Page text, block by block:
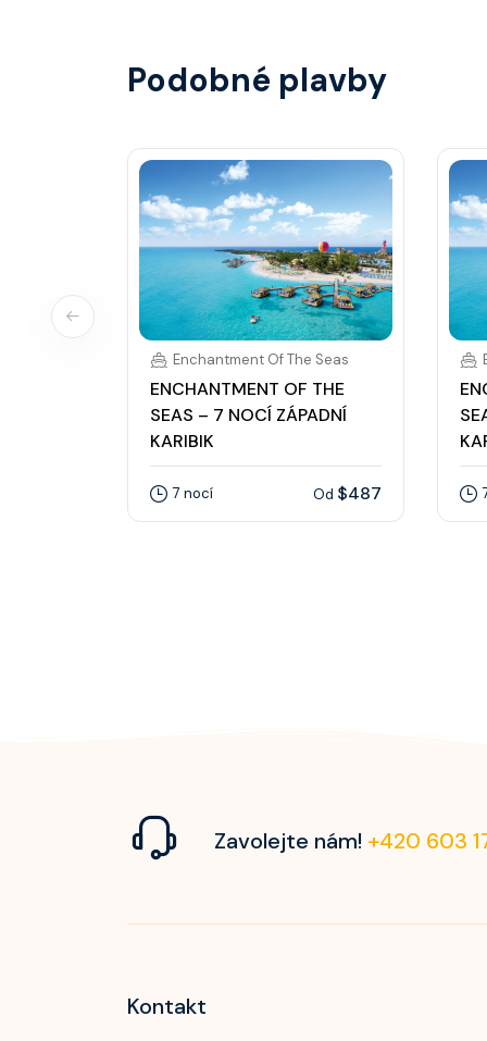
Podobné plavby
Enchantment Of The Seas
ENCHANTMENT OF THE
SEAS – 7 NOCÍ ZÁPADNÍ
KARIBIK
7 nocí Od $487
Zavolejte nám! +420 603
Kontakt